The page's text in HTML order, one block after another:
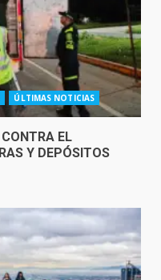
ÚLTIMAS NOTICIAS
EL
Y DEPÓSITOS